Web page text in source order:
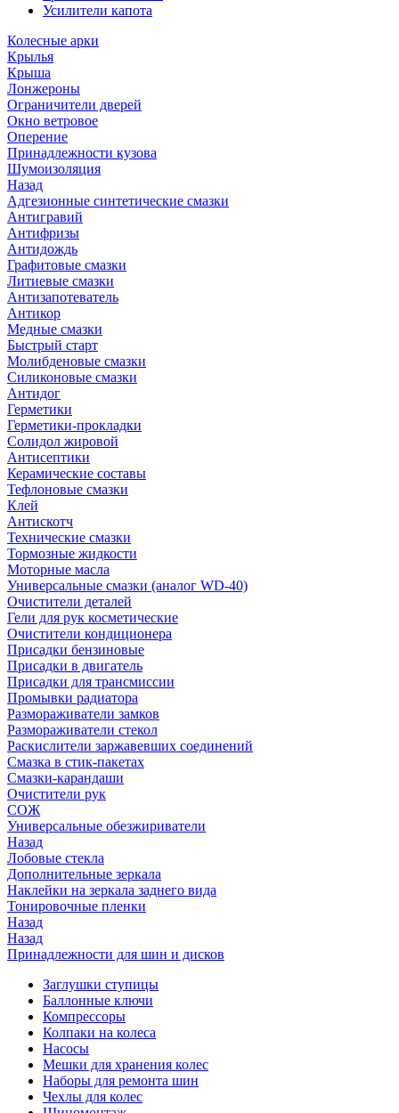
Усилители капота
Колесные арки
Крылья
Крыша
Лонжероны
Ограничители дверей
Окно ветровое
Оперение
Принадлежности кузова
Шумоизоляция
Назад
Адгезионные синтетические смазки
Антигравий
Антифризы
Антидождь
Графитовые смазки
Литиевые смазки
Антизапотеватель
Антикор
Медные смазки
Быстрый старт
Молибденовые смазки
Силиконовые смазки
Антидог
Герметики
Герметики-прокладки
Солидол жировой
Антисептики
Керамические составы
Тефлоновые смазки
Клей
Антискотч
Технические смазки
Тормозные жидкости
Моторные масла
Универсальные смазки (аналог WD-40)
Очистители деталей
Гели для рук косметические
Очистители кондиционера
Присадки бензиновые
Присадки в двигатель
Присадки для трансмиссии
Промывки радиатора
Размораживатели замков
Размораживатели стекол
Раскислители заржавевших соединений
Смазка в стик-пакетах
Смазки-карандаши
Очистители рук
СОЖ
Универсальные обезжириватели
Назад
Лобовые стекла
Дополнительные зеркала
Наклейки на зеркала заднего вида
Тонировочные пленки
Назад
Назад
Принадлежности для шин и дисков
Заглушки ступицы
Баллонные ключи
Компрессоры
Колпаки на колеса
Насосы
Мешки для хранения колес
Наборы для ремонта шин
Чехлы для колес